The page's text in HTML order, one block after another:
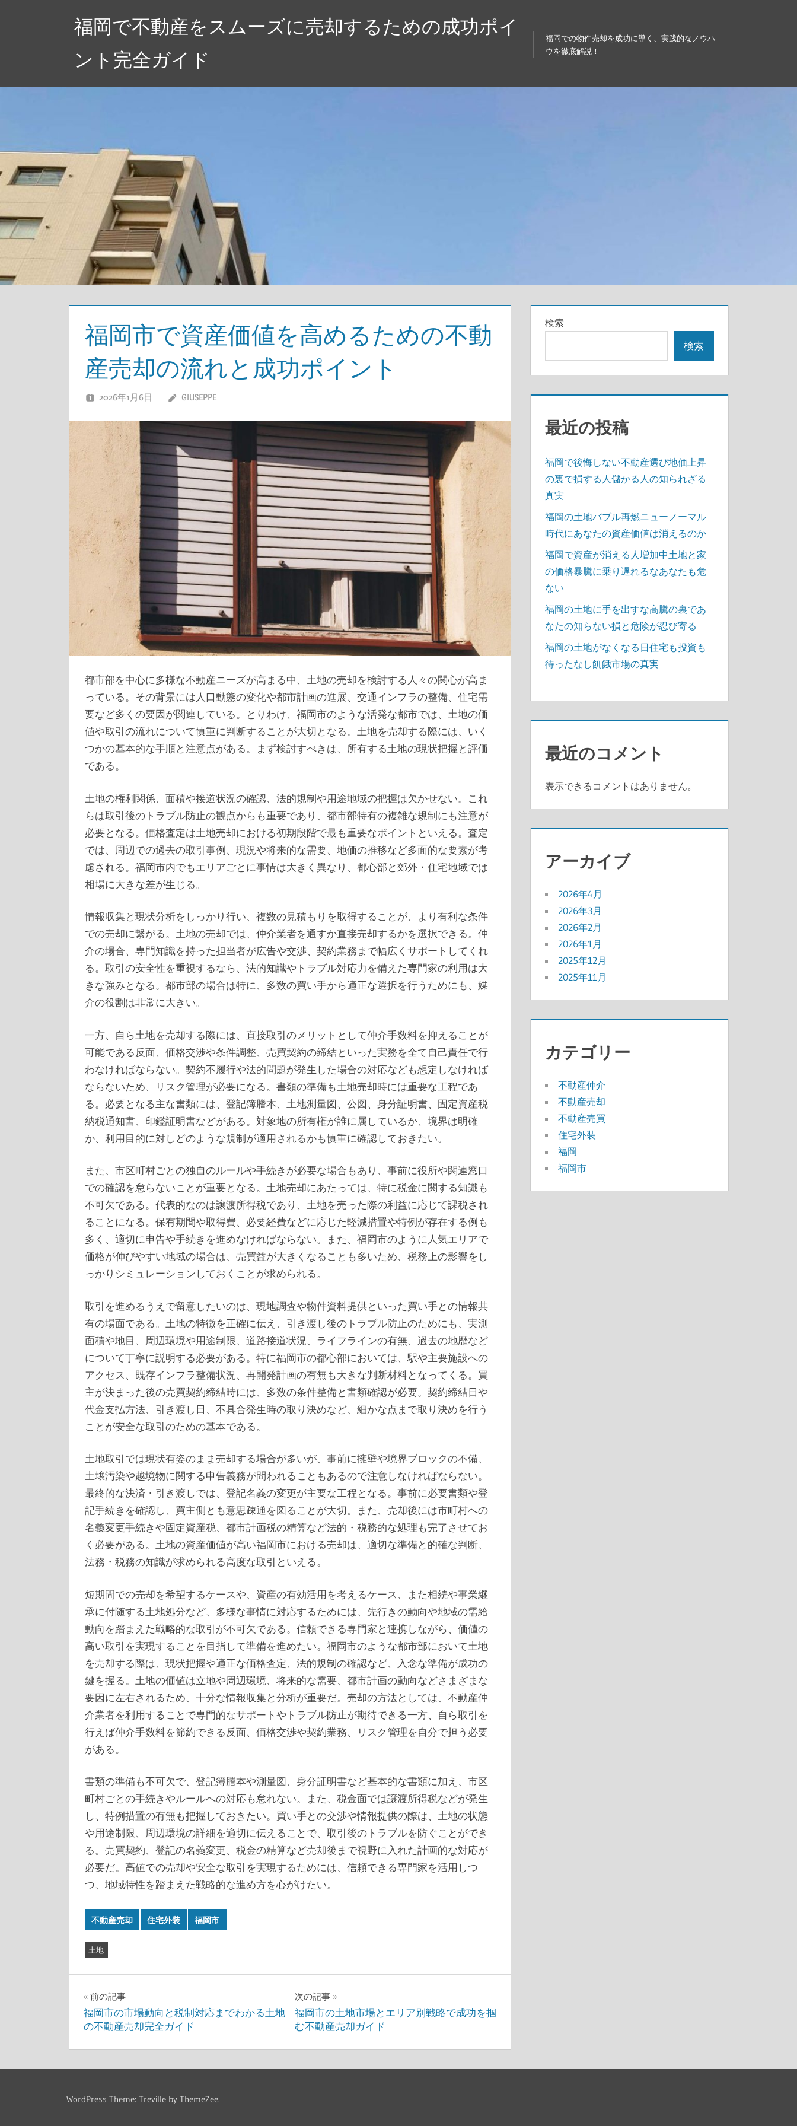
福岡で不動産をスムーズに売却するための成功ポイ
ント完全ガイド
福岡での物件売却を成功に導く、実践的なノウハ
ウを徹底解説！
福岡市で資産価値を高めるための不動
産売却の流れと成功ポイント
2026年1月6日 GIUSEPPE
都市部を中心に多様な不動産ニーズが高まる中、土地の売却を検討する人々の関心が高ま
っている。 その背景には人口動態の変化や都市計画の進展、交通インフラの整備、住宅需
要など多くの要因が関連している。とりわけ、福岡市のような活発な都市では、土地の価
値や取引の流れについて慎重に判断することが大切となる。土地を売却する際には、いく
つかの基本的な手順と注意点がある。まず検討すべきは、所有する土地の現状把握と評価
である。
土地の権利関係、面積や接道状況の確認、法的規制や用途地域の把握は欠かせない。これ
らは取引後のトラブル防止の観点からも重要であり、都市部特有の複雑な規制にも注意が
必要となる。価格査定は土地売却における初期段階で最も重要なポイントといえる。査定
では、周辺での過去の取引事例、現況や将来的な需要、地価の推移など多面的な要素が考
慮される。福岡市内でもエリアごとに事情は大きく異なり、都心部と郊外・住宅地域では
相場に大きな差が生じる。
情報収集と現状分析をしっかり行い、複数の見積もりを取得することが、より有利な条件
での売却に繋がる。土地の売却では、仲介業者を通すか直接売却するかを選択できる。仲
介の場合、専門知識を持った担当者が広告や交渉、契約業務まで幅広くサポートしてくれ
る。取引の安全性を重視するなら、法的知識やトラブル対応力を備えた専門家の利用は大
きな強みとなる。都市部の場合は特に、多数の買い手から適正な選択を行うためにも、媒
介の役割は非常に大きい。
一方、自ら土地を売却する際には、直接取引のメリットとして仲介手数料を抑えることが
可能である反面、価格交渉や条件調整、売買契約の締結といった実務を全て自己責任で行
わなければならない。契約不履行や法的問題が発生した場合の対応なども想定しなければ
ならないため、リスク管理が必要になる。書類の準備も土地売却時には重要な工程であ
る。必要となる主な書類には、登記簿謄本、土地測量図、公図、身分証明書、固定資産税
納税通知書、印鑑証明書などがある。対象地の所有権が誰に属しているか、境界は明確
か、利用目的に対しどのような規制が適用されるかも慎重に確認しておきたい。
また、市区町村ごとの独自のルールや手続きが必要な場合もあり、事前に役所や関連窓口
での確認を怠らないことが重要となる。土地売却にあたっては、特に税金に関する知識も
不可欠である。代表的なのは譲渡所得税であり、土地を売った際の利益に応じて課税され
ることになる。保有期間や取得費、必要経費などに応じた軽減措置や特例が存在する例も
多く、適切に申告や手続きを進めなければならない。また、福岡市のように人気エリアで
価格が伸びやすい地域の場合は、売買益が大きくなることも多いため、税務上の影響をし
っかりシミュレーションしておくことが求められる。
取引を進めるうえで留意したいのは、現地調査や物件資料提供といった買い手との情報共
有の場面である。土地の特徴を正確に伝え、引き渡し後のトラブル防止のためにも、実測
面積や地目、周辺環境や用途制限、道路接道状況、ライフラインの有無、過去の地歴など
について丁寧に説明する必要がある。特に福岡市の都心部においては、駅や主要施設への
アクセス、既存インフラ整備状況、再開発計画の有無も大きな判断材料となってくる。買
主が決まった後の売買契約締結時には、多数の条件整備と書類確認が必要。契約締結日や
代金支払方法、引き渡し日、不具合発生時の取り決めなど、細かな点まで取り決めを行う
ことが安全な取引のための基本である。
土地取引では現状有姿のまま売却する場合が多いが、事前に擁壁や境界ブロックの不備、
土壌汚染や越境物に関する申告義務が問われることもあるので注意しなければならない。
最終的な決済・引き渡しでは、登記名義の変更が主要な工程となる。事前に必要書類や登
記手続きを確認し、買主側とも意思疎通を図ることが大切。また、売却後には市町村への
名義変更手続きや固定資産税、都市計画税の精算など法的・税務的な処理も完了させてお
く必要がある。土地の資産価値が高い福岡市における売却は、適切な準備と的確な判断、
法務・税務の知識が求められる高度な取引といえる。
短期間での売却を希望するケースや、資産の有効活用を考えるケース、また相続や事業継
承に付随する土地処分など、多様な事情に対応するためには、先行きの動向や地域の需給
動向を踏まえた戦略的な取引が不可欠である。信頼できる専門家と連携しながら、価値の
高い取引を実現することを目指して準備を進めたい。福岡市のような都市部において土地
を売却する際は、現状把握や適正な価格査定、法的規制の確認など、入念な準備が成功の
鍵を握る。土地の価値は立地や周辺環境、将来的な需要、都市計画の動向などさまざまな
要因に左右されるため、十分な情報収集と分析が重要だ。売却の方法としては、不動産仲
介業者を利用することで専門的なサポートやトラブル防止が期待できる一方、自ら取引を
行えば仲介手数料を節約できる反面、価格交渉や契約業務、リスク管理を自分で担う必要
がある。
書類の準備も不可欠で、登記簿謄本や測量図、身分証明書など基本的な書類に加え、市区
町村ごとの手続きやルールへの対応も怠れない。また、税金面では譲渡所得税などが発生
し、特例措置の有無も把握しておきたい。買い手との交渉や情報提供の際は、土地の状態
や用途制限、周辺環境の詳細を適切に伝えることで、取引後のトラブルを防ぐことができ
る。売買契約、登記の名義変更、税金の精算など売却後まで視野に入れた計画的な対応が
必要だ。高値での売却や安全な取引を実現するためには、信頼できる専門家を活用しつ
つ、地域特性を踏まえた戦略的な進め方を心がけたい。
不動産売却 住宅外装 福岡市
土地
投
稿
ナ
ビ
ゲ
前の記事
福岡市の市場動向と税制対応までわかる土地
の不動産売却完全ガイド
次の記事
福岡市の土地市場とエリア別戦略で成功を掴
む不動産売却ガイド
検索
検索
最近の投稿
福岡で後悔しない不動産選び地価上昇
の裏で損する人儲かる人の知られざる
真実
福岡の土地バブル再燃ニューノーマル
時代にあなたの資産価値は消えるのか
福岡で資産が消える人増加中土地と家
の価格暴騰に乗り遅れるなあなたも危
ない
福岡の土地に手を出すな高騰の裏であ
なたの知らない損と危険が忍び寄る
福岡の土地がなくなる日住宅も投資も
待ったなし飢餓市場の真実
最近のコメント
表示できるコメントはありません。
アーカイブ
2026年4月
2026年3月
2026年2月
2026年1月
2025年12月
2025年11月
カテゴリー
不動産仲介
不動産売却
不動産売買
住宅外装
福岡
福岡市
WordPress Theme: Treville by ThemeZee.